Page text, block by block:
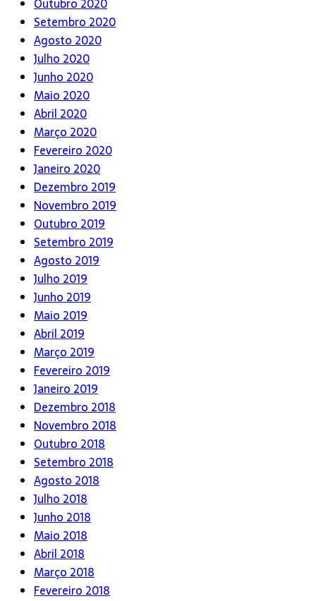
Setembro 2020
Agosto 2020
Julho 2020
Junho 2020
Maio 2020
Abril 2020
Março 2020
Fevereiro 2020
Janeiro 2020
Dezembro 2019
Novembro 2019
Outubro 2019
Setembro 2019
Agosto 2019
Julho 2019
Junho 2019
Maio 2019
Abril 2019
Março 2019
Fevereiro 2019
Janeiro 2019
Dezembro 2018
Novembro 2018
Outubro 2018
Setembro 2018
Agosto 2018
Julho 2018
Junho 2018
Maio 2018
Abril 2018
Março 2018
Fevereiro 2018